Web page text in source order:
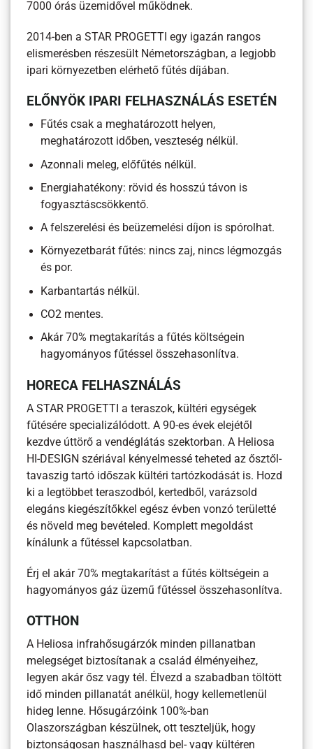
7000 órás üzemidővel működnek.
2014-ben a STAR PROGETTI egy igazán rangos
elismerésben részesült Németországban, a legjobb
ipari környezetben elérhető fűtés díjában.
ELŐNYÖK IPARI FELHASZNÁLÁS ESETÉN
Fűtés csak a meghatározott helyen,
meghatározott időben, veszteség nélkül.
Azonnali meleg, előfűtés nélkül.
Energiahatékony: rövid és hosszú távon is
fogyasztáscsökkentő.
A felszerelési és beüzemelési díjon is spórolhat.
Környezetbarát fűtés: nincs zaj, nincs légmozgás
és por.
Karbantartás nélkül.
CO2 mentes.
Akár 70% megtakarítás a fűtés költségein
hagyományos fűtéssel összehasonlítva.
HORECA FELHASZNÁLÁS
A STAR PROGETTI a teraszok, kültéri egységek
fűtésére specializálódott. A 90-es évek elejétől
kezdve úttörő a vendéglátás szektorban. A Heliosa
HI-DESIGN szériával kényelmessé teheted az ősztől-
tavaszig tartó időszak kültéri tartózkodását is. Hozd
ki a legtöbbet teraszodból, kertedből, varázsold
elegáns kiegészítőkkel egész évben vonzó területté
és növeld meg bevételed. Komplett megoldást
kínálunk a fűtéssel kapcsolatban.
Érj el akár 70% megtakarítást a fűtés költségein a
hagyományos gáz üzemű fűtéssel összehasonlítva.
OTTHON
A Heliosa infrahősugárzók minden pillanatban
melegséget biztosítanak a család élményeihez,
legyen akár ősz vagy tél. Élvezd a szabadban töltött
idő minden pillanatát anélkül, hogy kellemetlenül
hideg lenne. Hősugárzóink 100%-ban
Olaszországban készülnek, ott teszteljük, hogy
biztonságosan használhasd bel- vagy kültéren